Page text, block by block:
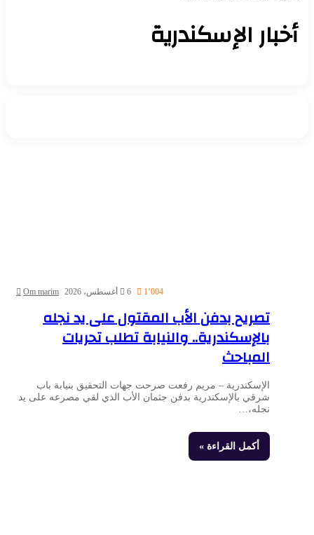
أخبار الإسكندرية
Om marim 6 أغسطس، 2026 1٬004
تصريح بدفن الأب المقتول على يد نجله
بالإسكندرية.. والنيابة تطلب تحريات
المباحث
الإسكندرية – مريم رفعت صرحت جهات التحقيق بنيابة باب
شرقي بالإسكندرية بدفن جثمان الأب الذي لقي مصرعه على يد
نجله،…
أكمل القراءة »